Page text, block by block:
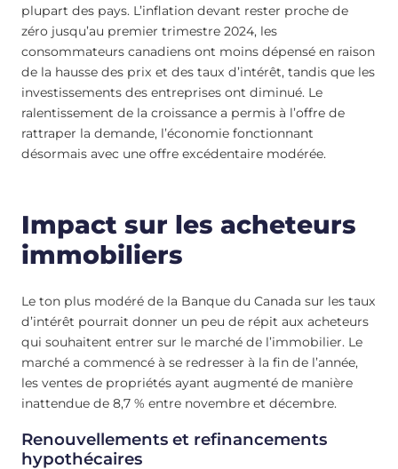
plupart des pays. L’inflation devant rester proche de
zéro jusqu’au premier trimestre 2024, les
consommateurs canadiens ont moins dépensé en raison
de la hausse des prix et des taux d’intérêt, tandis que les
investissements des entreprises ont diminué. Le
ralentissement de la croissance a permis à l’offre de
rattraper la demande, l’économie fonctionnant
désormais avec une offre excédentaire modérée.
Impact sur les acheteurs
immobiliers
Le ton plus modéré de la Banque du Canada sur les taux
d’intérêt pourrait donner un peu de répit aux acheteurs
qui souhaitent entrer sur le marché de l’immobilier. Le
marché a commencé à se redresser à la fin de l’année,
les ventes de propriétés ayant augmenté de manière
inattendue de 8,7 % entre novembre et décembre.
Renouvellements et refinancements
hypothécaires